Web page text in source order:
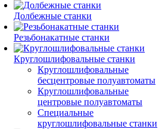
Долбежные станки
Резьбонакатные станки
Круглошлифовальные станки
Круглошлифовальные
бесцентровые полуавтоматы
Круглошлифовальные
центровые полуавтоматы
Специальные
круглошлифовальные станки